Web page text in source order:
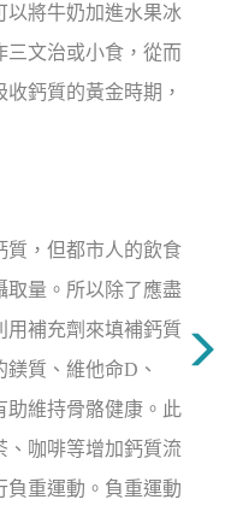
以將牛奶加進水果冰
三文治或小食，從而
鈣質的黃金時期，
質，但都市人的飲食
取量。所以除了應盡
用補充劑來填補鈣質
質、維他命D、
助維持骨骼健康。此
、咖啡等增加鈣質流
負重運動。負重運動